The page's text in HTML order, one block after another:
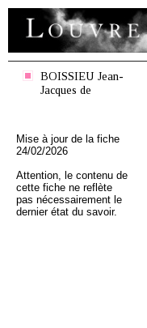
BOISSIEU Jean-
Jacques de
Mise à jour de la fiche
24/02/2026
Attention, le contenu de
cette fiche ne reflète
pas nécessairement le
dernier état du savoir.